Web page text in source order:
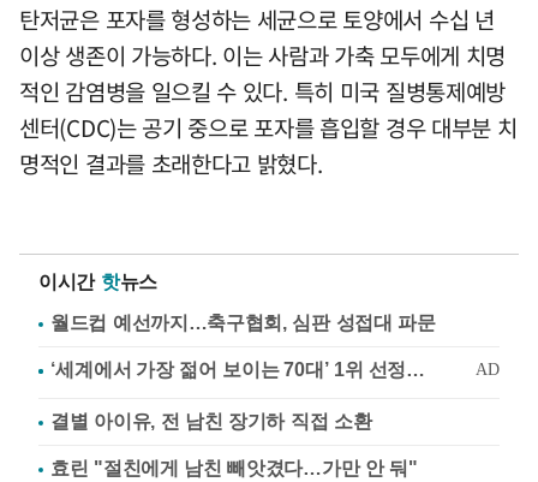
탄저균은 포자를 형성하는 세균으로 토양에서 수십 년
이상 생존이 가능하다. 이는 사람과 가축 모두에게 치명
적인 감염병을 일으킬 수 있다. 특히 미국 질병통제예방
센터(CDC)는 공기 중으로 포자를 흡입할 경우 대부분 치
명적인 결과를 초래한다고 밝혔다.
이시간 핫뉴스
월드컵 예선까지…축구협회, 심판 성접대 파문
결별 아이유, 전 남친 장기하 직접 소환
효린 "절친에게 남친 빼앗겼다…가만 안 둬"